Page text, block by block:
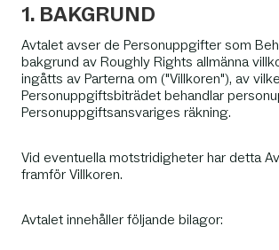
1. BAKGRUND
Avtalet avser de Personuppgifter som
bakgrund av Roughly Rights allmänna
ingåtts av Parterna om ("Villkoren"), av
Personuppgiftsbiträdet behandlar
Personuppgiftsansvariges räkning.
Vid eventuella motstridigheter har detta
framför Villkoren.
Avtalet innehåller följande bilagor: